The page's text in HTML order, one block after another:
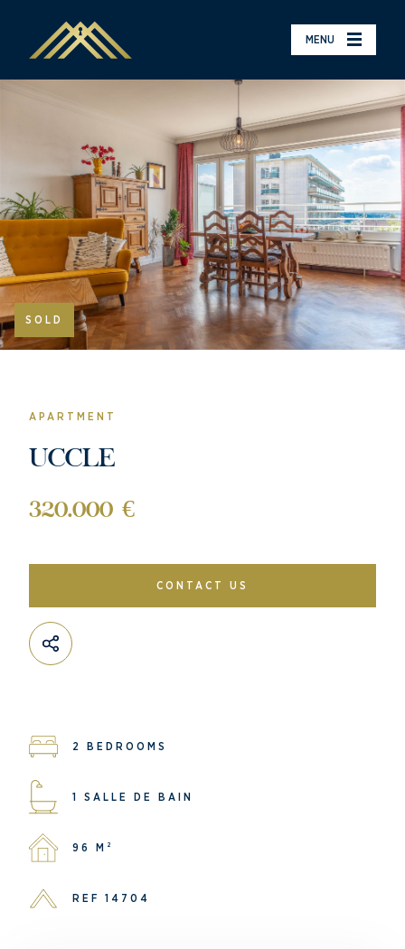
MENU
SOLD
APARTMENT
UCCLE
320.000 €
CONTACT US
2 BEDROOMS
1 SALLE DE BAIN
96 M²
REF 14704